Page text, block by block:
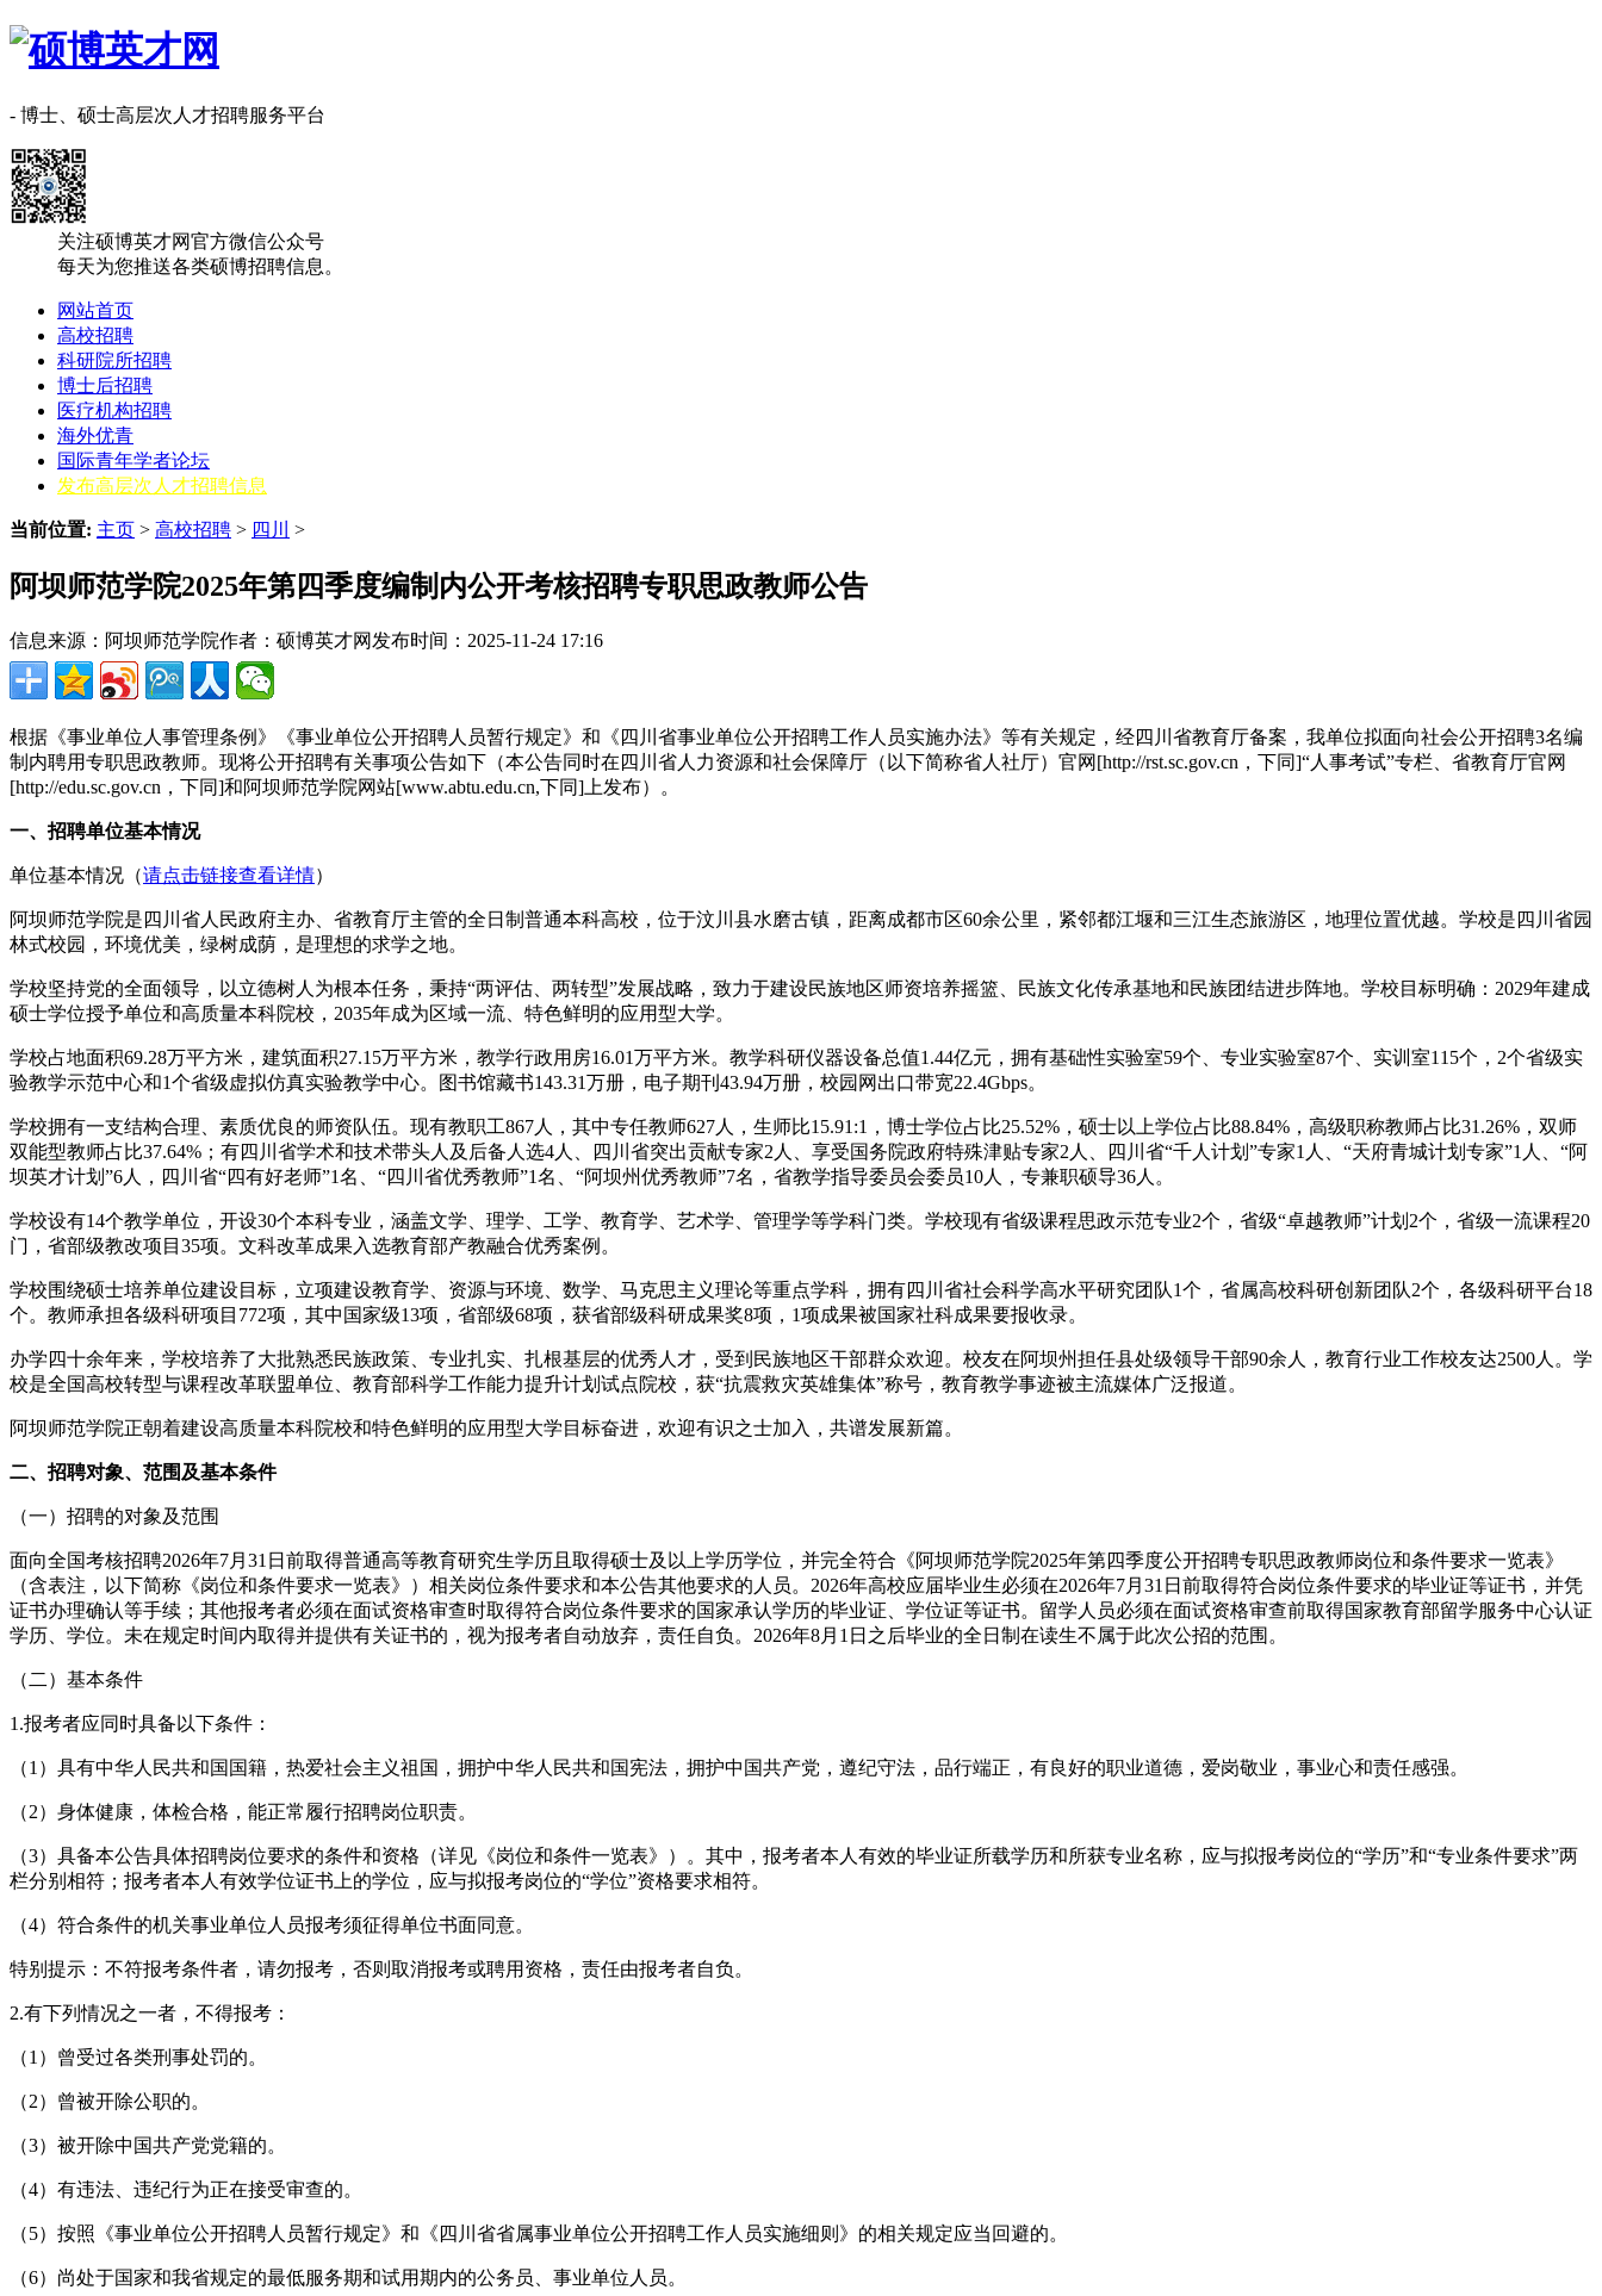
- 博士、硕士高层次人才招聘服务平台
关注硕博英才网官方微信公众号
每天为您推送各类硕博招聘信息。
网站首页
高校招聘
科研院所招聘
博士后招聘
医疗机构招聘
海外优青
国际青年学者论坛
发布高层次人才招聘信息
当前位置: 主页 > 高校招聘 > 四川 >
阿坝师范学院2025年第四季度编制内公开考核招聘专职思政教师公告
信息来源：阿坝师范学院作者：硕博英才网 发布时间：2025-11-24 17:16
根据《事业单位人事管理条例》《事业单位公开招聘人员暂行规定》和《四川省事业单位公开招聘工作人员实施办法》等有关规定，经四川省教育厅备案，我单位拟面向社会公开招聘3名编
制内聘用专职思政教师。现将公开招聘有关事项公告如下（本公告同时在四川省人力资源和社会保障厅（以下简称省人社厅）官网[http://rst.sc.gov.cn，下同]“人事考试”专栏、省教育厅官网
[http://edu.sc.gov.cn，下同]和阿坝师范学院网站[www.abtu.edu.cn,下同]上发布）。
一、招聘单位基本情况
单位基本情况（请点击链接查看详情）
阿坝师范学院是四川省人民政府主办、省教育厅主管的全日制普通本科高校，位于汶川县水磨古镇，距离成都市区60余公里，紧邻都江堰和三江生态旅游区，地理位置优越。学校是四川省园
林式校园，环境优美，绿树成荫，是理想的求学之地。
学校坚持党的全面领导，以立德树人为根本任务，秉持“两评估、两转型”发展战略，致力于建设民族地区师资培养摇篮、民族文化传承基地和民族团结进步阵地。学校目标明确：2029年建成
硕士学位授予单位和高质量本科院校，2035年成为区域一流、特色鲜明的应用型大学。
学校占地面积69.28万平方米，建筑面积27.15万平方米，教学行政用房16.01万平方米。教学科研仪器设备总值1.44亿元，拥有基础性实验室59个、专业实验室87个、实训室115个，2个省级实
验教学示范中心和1个省级虚拟仿真实验教学中心。图书馆藏书143.31万册，电子期刊43.94万册，校园网出口带宽22.4Gbps。
学校拥有一支结构合理、素质优良的师资队伍。现有教职工867人，其中专任教师627人，生师比15.91:1，博士学位占比25.52%，硕士以上学位占比88.84%，高级职称教师占比31.26%，双师
双能型教师占比37.64%；有四川省学术和技术带头人及后备人选4人、四川省突出贡献专家2人、享受国务院政府特殊津贴专家2人、四川省“千人计划”专家1人、“天府青城计划专家”1人、“阿
坝英才计划”6人，四川省“四有好老师”1名、“四川省优秀教师”1名、“阿坝州优秀教师”7名，省教学指导委员会委员10人，专兼职硕导36人。
学校设有14个教学单位，开设30个本科专业，涵盖文学、理学、工学、教育学、艺术学、管理学等学科门类。学校现有省级课程思政示范专业2个，省级“卓越教师”计划2个，省级一流课程20
门，省部级教改项目35项。文科改革成果入选教育部产教融合优秀案例。
学校围绕硕士培养单位建设目标，立项建设教育学、资源与环境、数学、马克思主义理论等重点学科，拥有四川省社会科学高水平研究团队1个，省属高校科研创新团队2个，各级科研平台18
个。教师承担各级科研项目772项，其中国家级13项，省部级68项，获省部级科研成果奖8项，1项成果被国家社科成果要报收录。
办学四十余年来，学校培养了大批熟悉民族政策、专业扎实、扎根基层的优秀人才，受到民族地区干部群众欢迎。校友在阿坝州担任县处级领导干部90余人，教育行业工作校友达2500人。学
校是全国高校转型与课程改革联盟单位、教育部科学工作能力提升计划试点院校，获“抗震救灾英雄集体”称号，教育教学事迹被主流媒体广泛报道。
阿坝师范学院正朝着建设高质量本科院校和特色鲜明的应用型大学目标奋进，欢迎有识之士加入，共谱发展新篇。
二、招聘对象、范围及基本条件
（一）招聘的对象及范围
面向全国考核招聘2026年7月31日前取得普通高等教育研究生学历且取得硕士及以上学历学位，并完全符合《阿坝师范学院2025年第四季度公开招聘专职思政教师岗位和条件要求一览表》
（含表注，以下简称《岗位和条件要求一览表》）相关岗位条件要求和本公告其他要求的人员。2026年高校应届毕业生必须在2026年7月31日前取得符合岗位条件要求的毕业证等证书，并凭
证书办理确认等手续；其他报考者必须在面试资格审查时取得符合岗位条件要求的国家承认学历的毕业证、学位证等证书。留学人员必须在面试资格审查前取得国家教育部留学服务中心认证
学历、学位。未在规定时间内取得并提供有关证书的，视为报考者自动放弃，责任自负。2026年8月1日之后毕业的全日制在读生不属于此次公招的范围。
（二）基本条件
1.报考者应同时具备以下条件：
（1）具有中华人民共和国国籍，热爱社会主义祖国，拥护中华人民共和国宪法，拥护中国共产党，遵纪守法，品行端正，有良好的职业道德，爱岗敬业，事业心和责任感强。
（2）身体健康，体检合格，能正常履行招聘岗位职责。
（3）具备本公告具体招聘岗位要求的条件和资格（详见《岗位和条件一览表》）。其中，报考者本人有效的毕业证所载学历和所获专业名称，应与拟报考岗位的“学历”和“专业条件要求”两
栏分别相符；报考者本人有效学位证书上的学位，应与拟报考岗位的“学位”资格要求相符。
（4）符合条件的机关事业单位人员报考须征得单位书面同意。
特别提示：不符报考条件者，请勿报考，否则取消报考或聘用资格，责任由报考者自负。
2.有下列情况之一者，不得报考：
（1）曾受过各类刑事处罚的。
（2）曾被开除公职的。
（3）被开除中国共产党党籍的。
（4）有违法、违纪行为正在接受审查的。
（5）按照《事业单位公开招聘人员暂行规定》和《四川省省属事业单位公开招聘工作人员实施细则》的相关规定应当回避的。
（6）尚处于国家和我省规定的最低服务期和试用期内的公务员、事业单位人员。